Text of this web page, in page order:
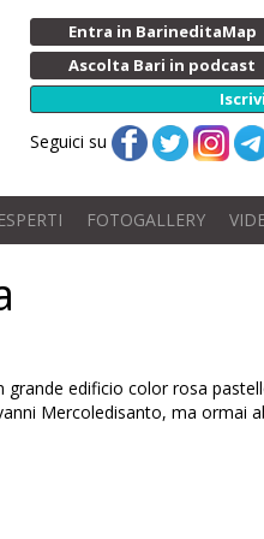
Entra in BarineditaMap
Ascolta Bari in podcast
Seguici su
ESPERTI FOTOGALLERY
edificio color rosa
Mercoledisanto, ma ormai